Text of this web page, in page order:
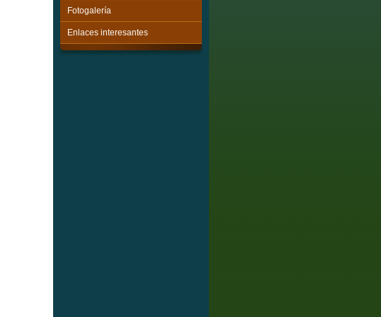
Fotogalería
Enlaces interesantes